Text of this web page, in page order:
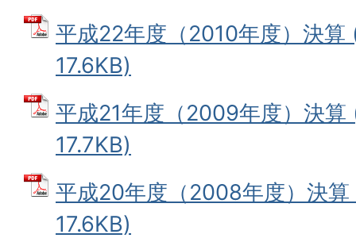
平成22年度（2010年度）決算
17.6KB)
平成21年度（2009年度）決算
17.7KB)
平成20年度（2008年度）決
17.6KB)